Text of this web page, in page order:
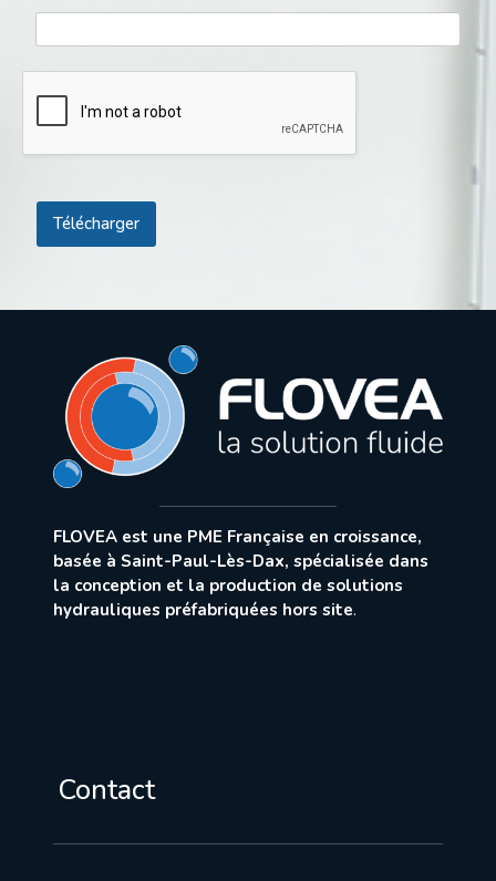
i
Télécharger
FLOVEA est une PME Française en croissance,
basée à Saint-Paul-Lès-Dax, spécialisée dans
la conception et la production de solutions
hydrauliques préfabriquées hors site.
Contact